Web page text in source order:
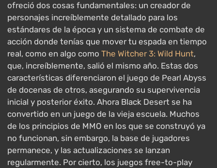
ofreció dos cosas fundamentales: un creador de
personajes increíblemente detallado para los
estándares de la época y un sistema de combate de
acción donde tenías que mover tu espada en tiempo
real, como en algo como The Witcher 3: Wild Hunt,
que, increíblemente, salió el mismo año. Estas dos
características diferenciaron el juego de Pearl Abyss
de docenas de otros, asegurando su supervivencia
inicial y posterior éxito. Ahora Black Desert se ha
convertido en un juego de la vieja escuela. Muchos
de los principios de MMO en los que se construyó ya
no funcionan, sin embargo, la base de jugadores
permanece, y las actualizaciones se lanzan
regularmente. Por cierto, los juegos free-to-play